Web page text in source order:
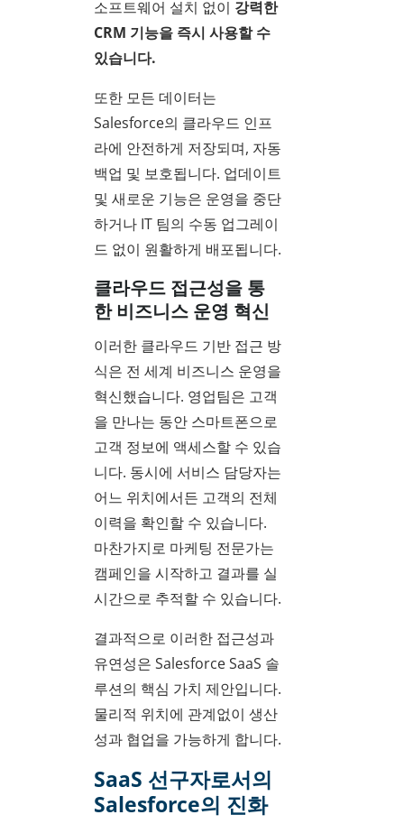
소프트웨어 설치 없이 강력한
CRM 기능을 즉시 사용할 수
있습니다.
또한 모든 데이터는
Salesforce의 클라우드 인프
라에 안전하게 저장되며, 자동
백업 및 보호됩니다. 업데이트
및 새로운 기능은 운영을 중단
하거나 IT 팀의 수동 업그레이
드 없이 원활하게 배포됩니다.
클라우드 접근성을 통
한 비즈니스 운영 혁신
이러한 클라우드 기반 접근 방
식은 전 세계 비즈니스 운영을
혁신했습니다. 영업팀은 고객
을 만나는 동안 스마트폰으로
고객 정보에 액세스할 수 있습
니다. 동시에 서비스 담당자는
어느 위치에서든 고객의 전체
이력을 확인할 수 있습니다.
마찬가지로 마케팅 전문가는
캠페인을 시작하고 결과를 실
시간으로 추적할 수 있습니다.
결과적으로 이러한 접근성과
유연성은 Salesforce SaaS 솔
루션의 핵심 가치 제안입니다.
물리적 위치에 관계없이 생산
성과 협업을 가능하게 합니다.
SaaS 선구자로서의
Salesforce의 진화